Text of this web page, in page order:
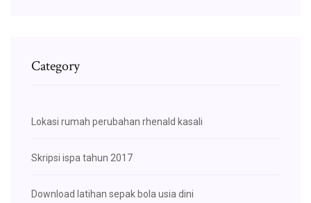
Category
Lokasi rumah perubahan rhenald kasali
Skripsi ispa tahun 2017
Download latihan sepak bola usia dini